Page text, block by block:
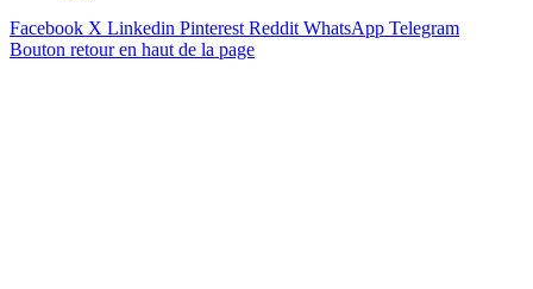
Facebook X Linkedin Pinterest Reddit WhatsApp Telegram
Bouton retour en haut de la page